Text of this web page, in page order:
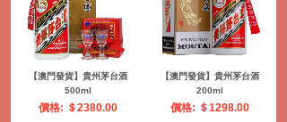
【澳門發貨】Porto Gran
Cru...
價格: ＄929.00
【澳門發貨】Porto Gran
Cru...
價格: ＄739.00